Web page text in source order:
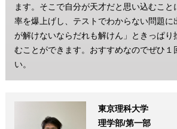
ます。そこで自分が天才だと思い込むこと
率を爆上げし、テストでわからない問題に
が解けないならだれも解けん」ときっぱり
むことができます。おすすめなのでぜひ１
い。
東京理科大学
理学部/第一部